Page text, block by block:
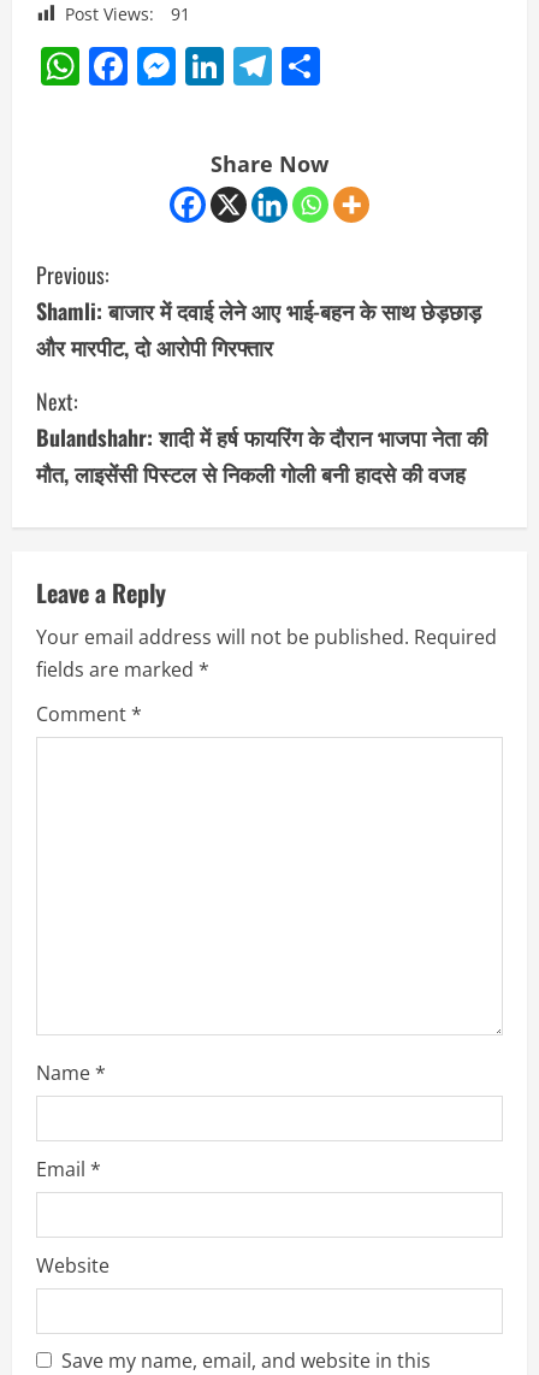
Post Views: 91
WhatsApp
Facebook
Messenger
LinkedIn
Telegram
Share Now
C
o
n
t
i
n
e
R
e
Previous:
Shamli: बाजार में दवाई लेने आए भाई-बहन के साथ छेड़छाड़
और मारपीट, दो आरोपी गिरफ्तार
Next:
Bulandshahr: शादी में हर्ष फायरिंग के दौरान भाजपा नेता की
मौत, लाइसेंसी पिस्टल से निकली गोली बनी हादसे की वजह
Leave a Reply
Your email address will not be published. Required
fields are marked *
Comment*
Name*
Email *
Website
Save my name, email, and website in this